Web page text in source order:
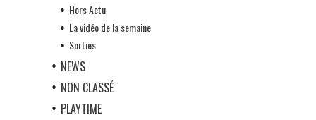
Hors Actu
La vidéo de la semaine
Sorties
NEWS
NON CLASSÉ
PLAYTIME